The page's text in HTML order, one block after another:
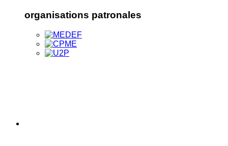
organisations patronales